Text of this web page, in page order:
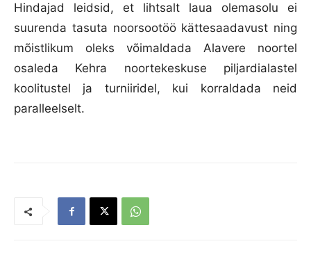
Hindajad leidsid, et lihtsalt laua olemasolu ei
suurenda tasuta noorsootöö kättesaadavust ning
mõistlikum oleks võimaldada Alavere noortel
osaleda Kehra noortekeskuse piljardialastel
koolitustel ja turniiridel, kui korraldada neid
paralleelselt.